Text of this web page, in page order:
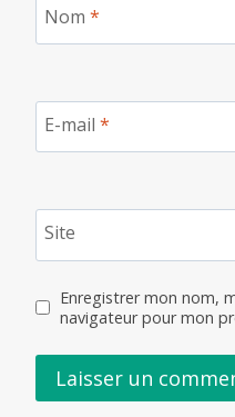
Nom *
E-mail *
Site
Enregistrer mon nom,
navigateur pour mon